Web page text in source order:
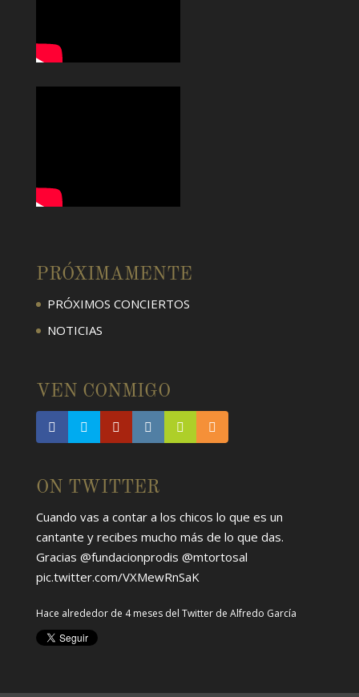
PRÓXIMAMENTE
PRÓXIMOS CONCIERTOS
NOTICIAS
VEN CONMIGO
ON TWITTER
Cuando vas a contar a los chicos lo que es un
cantante y recibes mucho más de lo que das.
Gracias @fundacionprodis @mtortosal
pic.twitter.com/VXMewRnSaK
Hace alrededor de 4 mesesdel Twitter de Alfredo García